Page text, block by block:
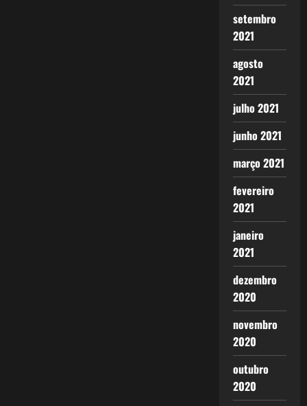
setembro
2021
agosto
2021
julho 2021
junho 2021
março 2021
fevereiro
2021
janeiro
2021
dezembro
2020
novembro
2020
outubro
2020